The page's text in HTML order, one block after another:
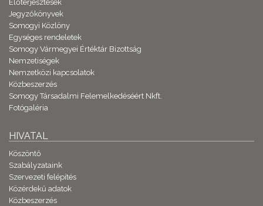
Előterjesztések
Jegyzőkönyvek
Somogyi Közlöny
Egységes rendeletek
Somogy Vármegyei Értéktár Bizottság
Nemzetiségek
Nemzetközi kapcsolatok
Közbeszerzés
Somogy Társadalmi Felemelkedéséért Nkft.
Fotógaléria
HIVATAL
Köszöntő
Szabályzataink
Szervezeti felépítés
Közérdekű adatok
Közbeszerzés